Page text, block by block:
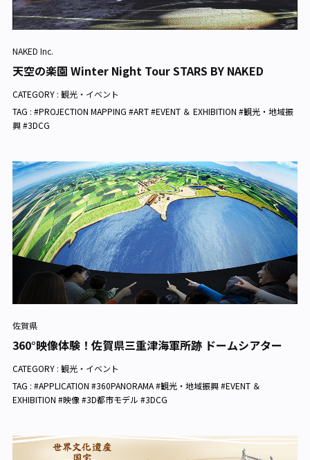
NAKED Inc.
天空の楽園 Winter Night Tour STARS BY NAKED
CATEGORY : 観光・イベント
TAG : #PROJECTION MAPPING #ART #EVENT ＆ EXHIBITION #観光・地域振
興 #3DCG
佐賀県
360°映像体験！佐賀県三重津海軍所跡 ドームシアター
CATEGORY : 観光・イベント
TAG : #APPLICATION #360PANORAMA #観光・地域振興 #EVENT ＆
EXHIBITION #映像 #3D都市モデル #3DCG